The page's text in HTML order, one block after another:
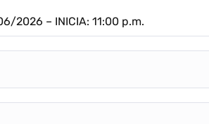
2026 – INICIA: 11:00 p.m.